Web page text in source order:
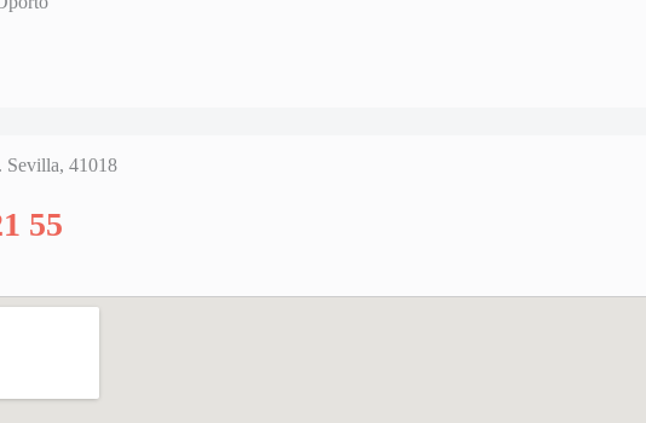
Sevilla, 41018
55